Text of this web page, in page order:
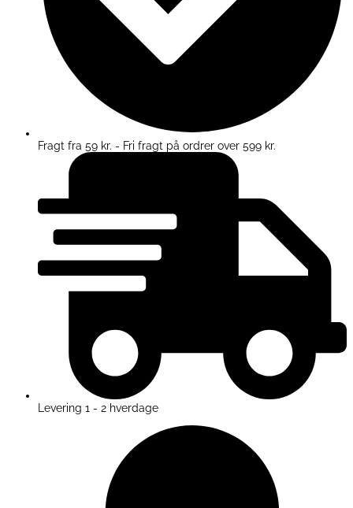
Fragt fra 59 kr. - Fri fragt på ordrer over 599 kr.
Levering 1 - 2 hverdage